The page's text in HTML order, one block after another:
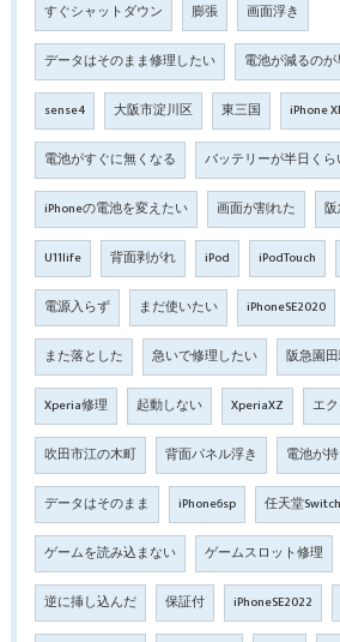
すぐシャットダウン 膨張 画面浮き
データはそのまま修理したい 電池が減るの
sense4 大阪市淀川区 東三国 iPhone
電池がすぐに無くなる バッテリーが半日くら
iPhoneの電池を変えたい 画面が割れた
U11life 背面剥がれ iPod iPodTouch
電源入らず まだ使いたい iPhoneSE2020
また落とした 急いで修理したい 阪急園
Xperia修理 起動しない XperiaXZ エ
吹田市江の木町 背面パネル浮き 電池が
データはそのまま iPhone6sp 任天堂Switch
ゲームを読み込まない ゲームスロット修理
逆に挿し込んだ 保証付 iPhoneSE2022